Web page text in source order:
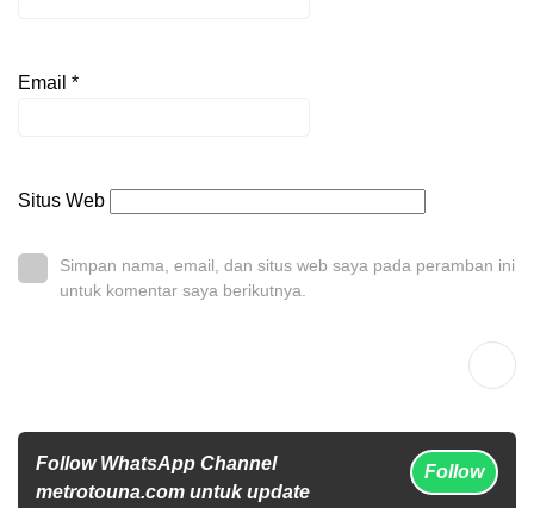
Email *
Situs Web
Simpan nama, email, dan situs web saya pada peramban ini
untuk komentar saya berikutnya.
Follow WhatsApp Channel
metrotouna.com untuk update
Follow